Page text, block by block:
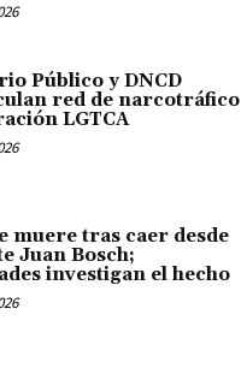
Público y DNCD
red de narcotráfico
LGTCA
muere tras caer desde
Juan Bosch;
investigan el hecho